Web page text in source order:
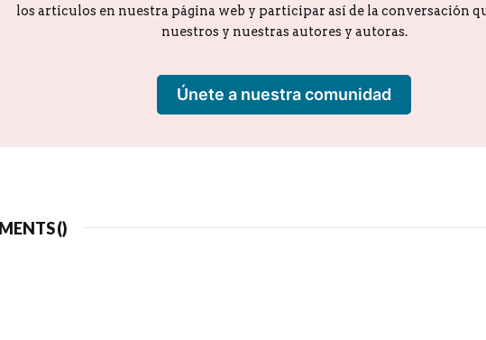
los artículos en nuestra página web y participar así de la conversación
nuestros y nuestras autores y autoras.
Únete a nuestra comunidad
()